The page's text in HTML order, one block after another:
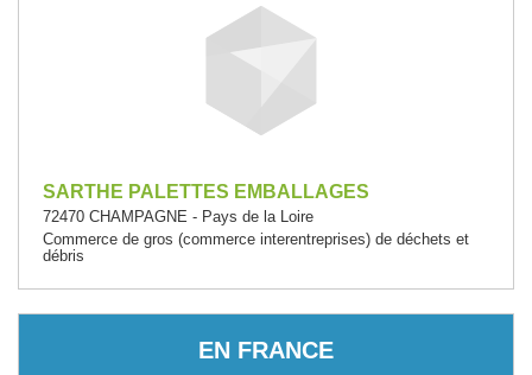
SARTHE PALETTES EMBALLAGES
72470 CHAMPAGNE - Pays de la Loire
Commerce de gros (commerce interentreprises) de déchets et
débris
EN FRANCE